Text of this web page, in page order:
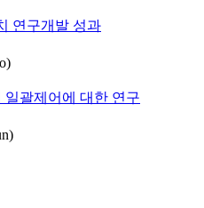
연구개발 성과
일괄제어에 대한 연구